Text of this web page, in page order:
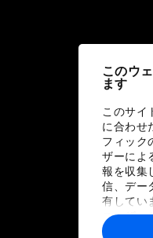
このウ
ます
このサイ
に合わせ
フィック
ザーによ
報を収集
信、デー
有してい
ユーザ
報や各パ